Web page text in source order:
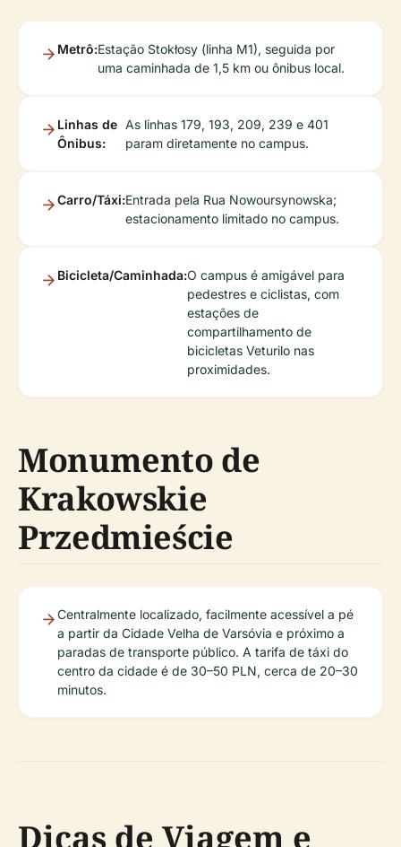
Metrô:Estação Stokłosy (linha M1), seguida por
uma caminhada de 1,5 km ou ônibus local.
Linhas de
Ônibus:
As linhas 179, 193, 209, 239 e 401
param diretamente no campus.
Carro/Táxi:Entrada pela Rua Nowoursynowska;
estacionamento limitado no campus.
Bicicleta/Caminhada:O campus é amigável para
pedestres e ciclistas, com
estações de
compartilhamento de
bicicletas Veturilo nas
proximidades.
Monumento de
Krakowskie
Przedmieście
Centralmente localizado, facilmente acessível a pé
a partir da Cidade Velha de Varsóvia e próximo a
paradas de transporte público. A tarifa de táxi do
centro da cidade é de 30–50 PLN, cerca de 20–30
minutos.
Dicas de Viagem e